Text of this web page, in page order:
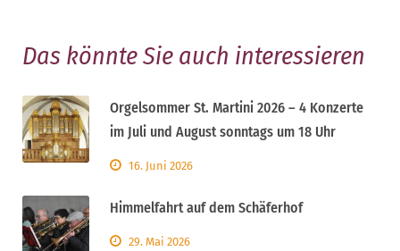
Das könnte Sie auch interessieren
Orgelsommer St. Martini 2026 – 4 Konzerte
im Juli und August sonntags um 18 Uhr
16. Juni 2026
Himmelfahrt auf dem Schäferhof
29. Mai 2026